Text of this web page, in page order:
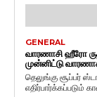
GENERAL
வாரணாசி ஹீரோ
முன்னிட்டு
தெலுங்கு சூப்பர்
எதிர்பார்க்கப்படும்